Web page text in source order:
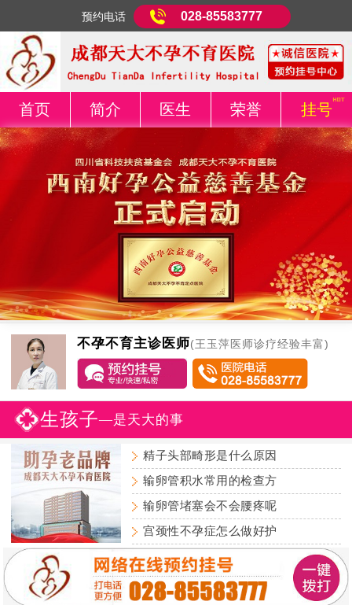
预约电话 028-85583777
首页 简介 医生 荣誉 挂号
不孕不育主诊医师(王玉萍医师诊疗经验丰富)
生孩子—是天大的事
精子头部畸形是什么原因
输卵管积水常用的检查方
输卵管堵塞会不会腰疼呢
宫颈性不孕症怎么做好护